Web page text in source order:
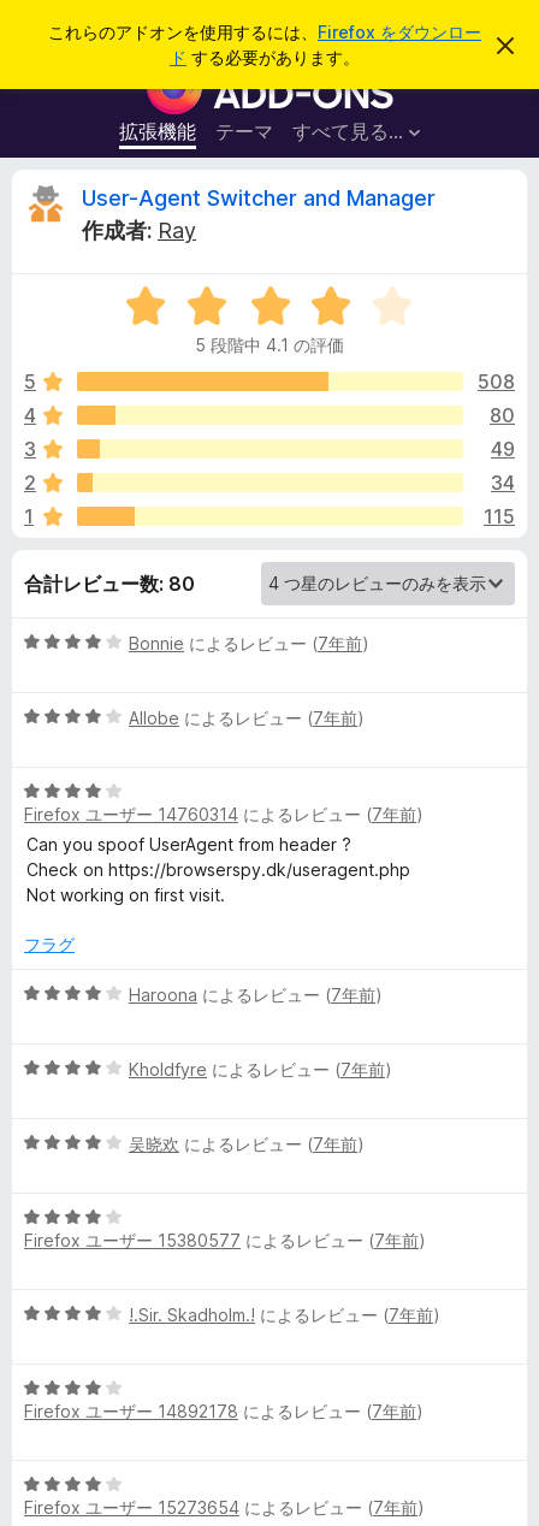
これらのアドオンを使用するには、 Firefox をダウンロー
ド する必要があります。
こ
を
F
i
r
e
ラ
ウ
ザ
ー
ド
オ
ン
拡張機能 テーマ すべて見る...
ログイン
U
r
-
A
e
t
S
w
i
c
h
e
a
n
d
M
a
User-Agent Switcher and Manager
作成者: Ray
5
段
中
.
の
価
5 段階中 4.1 の評価
5
508
4
80
3
49
2
34
1
115
合計レビュー数: 80
5
中
評
価
Bonnie によるレビュー (7年前)
5
中
4
の
評
価
Allobe によるレビュー (7年前)
5
段
階
中
4
評
Firefox ユーザー 14760314 によるレビュー (7年前)
Can you spoof UserAgent from header ?
Check on https://browserspy.dk/useragent.php
Not working on first visit.
フラグ
5
中
評
Haroona によるレビュー (7年前)
5
中
評
価
Kholdfyre によるレビュー (7年前)
5
中
4
価
吴晓欢 によるレビュー (7年前)
5
段
4
価
Firefox ユーザー 15380577 によるレビュー (7年前)
5
中
4
価
!.Sir. Skadholm.! によるレビュー (7年前)
5
段
4
の
Firefox ユーザー 14892178 によるレビュー (7年前)
5
段
Firefox ユーザー 15273654 によるレビュー (7年前)